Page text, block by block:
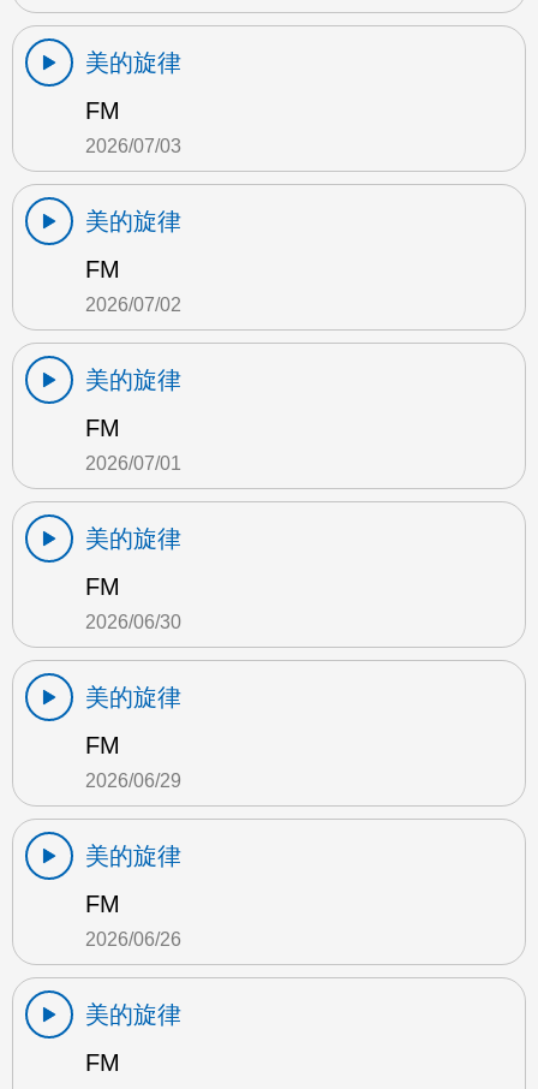
美的旋律
FM
2026/07/03
美的旋律
FM
2026/07/02
美的旋律
FM
2026/07/01
美的旋律
FM
2026/06/30
美的旋律
FM
2026/06/29
美的旋律
FM
2026/06/26
美的旋律
FM